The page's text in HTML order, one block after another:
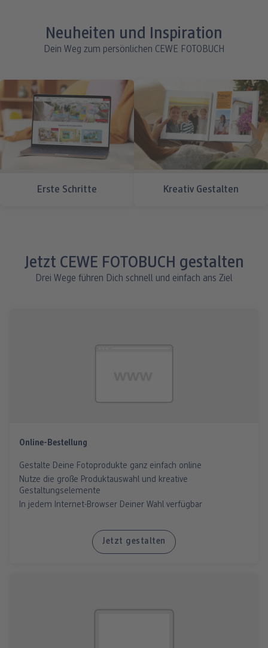
Neuheiten und Inspiration
Dein Weg zum persönlichen CEWE FOTOBUCH
Erste Schritte Kreativ Gestalten
Jetzt CEWE FOTOBUCH gestalten
Drei Wege führen Dich schnell und einfach ans Ziel
Online-Bestellung
Gestalte Deine Fotoprodukte ganz einfach online
Nutze die große Produktauswahl und kreative
Gestaltungselemente
In jedem Internet-Browser Deiner Wahl verfügbar
Jetzt gestalten